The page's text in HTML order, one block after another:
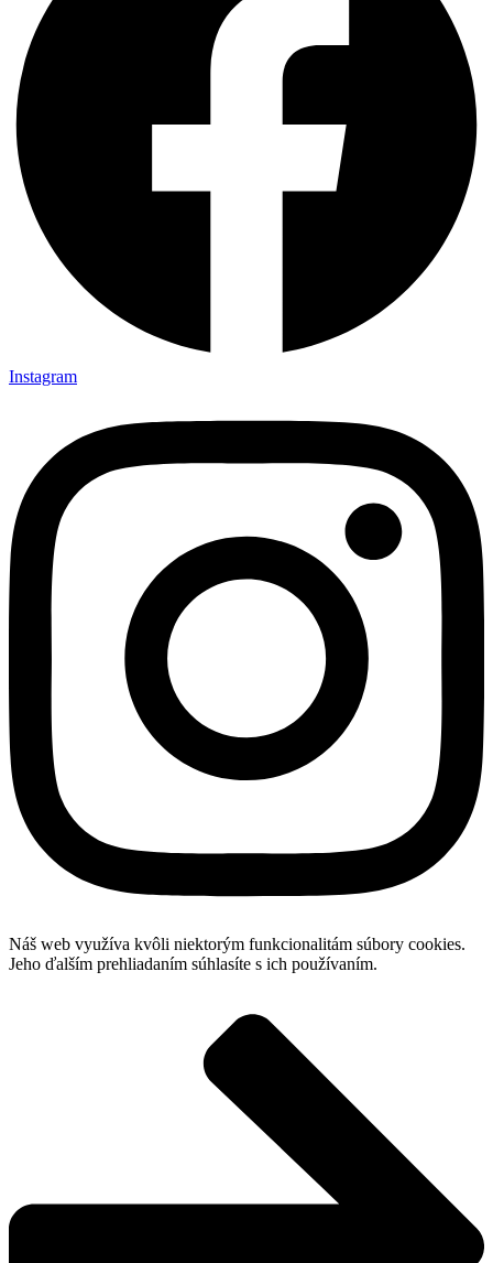
Instagram
Náš web využíva kvôli niektorým funkcionalitám súbory cookies.
Jeho ďalším prehliadaním súhlasíte s ich používaním.